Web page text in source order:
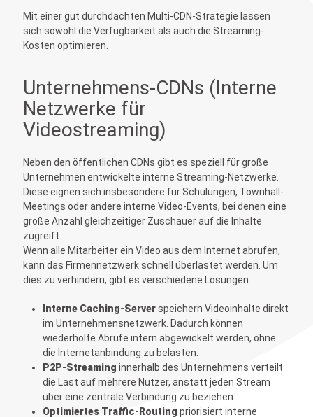
Mit einer gut durchdachten Multi-CDN-Strategie lassen
sich sowohl die Verfügbarkeit als auch die Streaming-
Kosten optimieren.
Unternehmens-CDNs (Interne
Netzwerke für
Videostreaming)
Neben den öffentlichen CDNs gibt es speziell für große
Unternehmen entwickelte interne Streaming-Netzwerke.
Diese eignen sich insbesondere für Schulungen, Townhall-
Meetings oder andere interne Video-Events, bei denen eine
große Anzahl gleichzeitiger Zuschauer auf die Inhalte
zugreift.
Wenn alle Mitarbeiter ein Video aus dem Internet abrufen,
kann das Firmennetzwerk schnell überlastet werden. Um
dies zu verhindern, gibt es verschiedene Lösungen:
Interne Caching-Serverspeichern Videoinhalte direkt
im Unternehmensnetzwerk. Dadurch können
wiederholte Abrufe intern abgewickelt werden, ohne
die Internetanbindung zu belasten.
P2P-Streaming innerhalb des Unternehmens verteilt
die Last auf mehrere Nutzer, anstatt jeden Stream
über eine zentrale Verbindung zu beziehen.
Optimiertes Traffic-Routing priorisiert interne